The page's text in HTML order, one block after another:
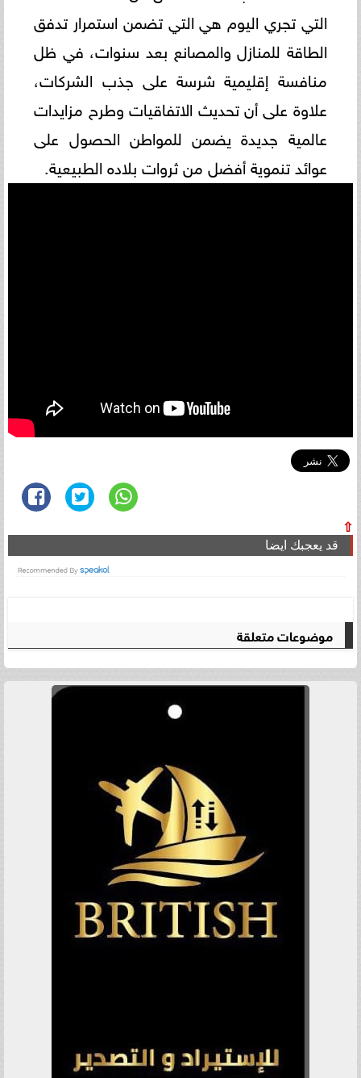
التي تجري اليوم هي التي تضمن استمرار تدفق
الطاقة للمنازل والمصانع بعد سنوات، في ظل
منافسة إقليمية شرسة على جذب الشركات،
علاوة على أن تحديث الاتفاقيات وطرح مزايدات
عالمية جديدة يضمن للمواطن الحصول على
عوائد تنموية أفضل من ثروات بلاده الطبيعية.
⇧
قد يعجبك ايضا
موضوعات متعلقة